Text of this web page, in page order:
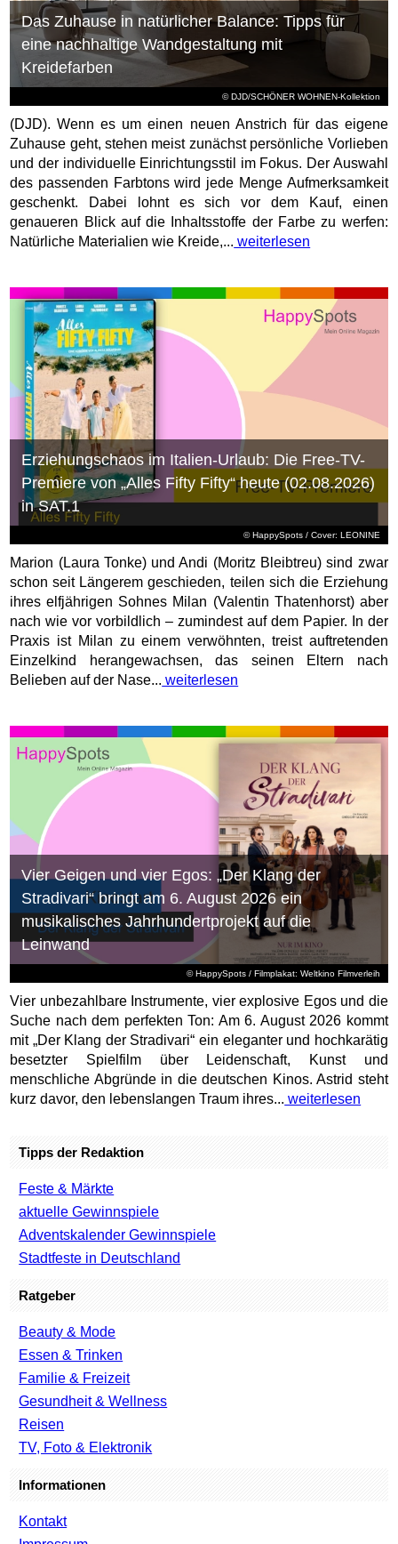
© DJD/SCHÖNER WOHNEN-Kollektion
Das Zuhause in natürlicher Balance: Tipps für
eine nachhaltige Wandgestaltung mit
Kreidefarben
(DJD). Wenn es um einen neuen Anstrich für das eigene
Zuhause geht, stehen meist zunächst persönliche Vorlieben
und der individuelle Einrichtungsstil im Fokus. Der Auswahl
des passenden Farbtons wird jede Menge Aufmerksamkeit
geschenkt. Dabei lohnt es sich vor dem Kauf, einen
genaueren Blick auf die Inhaltsstoffe der Farbe zu werfen:
Natürliche Materialien wie Kreide,... weiterlesen
© HappySpots / Cover: LEONINE
Erziehungschaos im Italien-Urlaub: Die Free-TV-
Premiere von „Alles Fifty Fifty“ heute (02.08.2026)
in SAT.1
Marion (Laura Tonke) und Andi (Moritz Bleibtreu) sind zwar
schon seit Längerem geschieden, teilen sich die Erziehung
ihres elfjährigen Sohnes Milan (Valentin Thatenhorst) aber
nach wie vor vorbildlich – zumindest auf dem Papier. In der
Praxis ist Milan zu einem verwöhnten, treist auftretenden
Einzelkind herangewachsen, das seinen Eltern nach
Belieben auf der Nase... weiterlesen
© HappySpots / Filmplakat: Weltkino Filmverleih
Vier Geigen und vier Egos: „Der Klang der
Stradivari“ bringt am 6. August 2026 ein
musikalisches Jahrhundertprojekt auf die
Leinwand
Vier unbezahlbare Instrumente, vier explosive Egos und die
Suche nach dem perfekten Ton: Am 6. August 2026 kommt
mit „Der Klang der Stradivari“ ein eleganter und hochkarätig
besetzter Spielfilm über Leidenschaft, Kunst und
menschliche Abgründe in die deutschen Kinos. Astrid steht
kurz davor, den lebenslangen Traum ihres... weiterlesen
Tipps der Redaktion
Feste & Märkte
aktuelle Gewinnspiele
Adventskalender Gewinnspiele
Stadtfeste in Deutschland
Ratgeber
Beauty & Mode
Essen & Trinken
Familie & Freizeit
Gesundheit & Wellness
Reisen
TV, Foto & Elektronik
Informationen
Kontakt